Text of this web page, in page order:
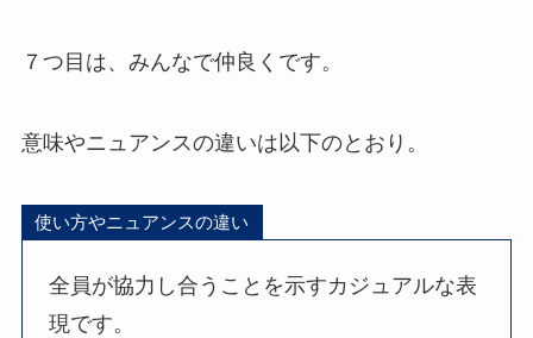
７つ目は、みんなで仲良くです。
意味やニュアンスの違いは以下のとおり。
使い方やニュアンスの違い
全員が協力し合うことを示すカジュアルな表
現です。